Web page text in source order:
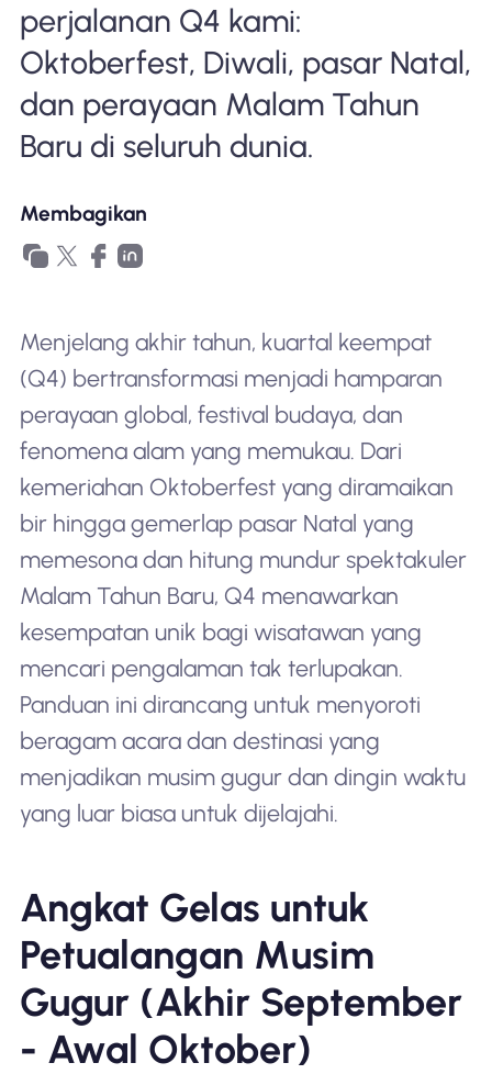
Untuk bisnis
perjalanan Q4 kami:
Oktoberfest, Diwali, pasar Natal,
dan perayaan Malam Tahun
Baru di seluruh dunia.
Membagikan
Menjelang akhir tahun, kuartal keempat
(Q4) bertransformasi menjadi hamparan
perayaan global, festival budaya, dan
fenomena alam yang memukau. Dari
kemeriahan Oktoberfest yang diramaikan
bir hingga gemerlap pasar Natal yang
memesona dan hitung mundur spektakuler
Malam Tahun Baru, Q4 menawarkan
kesempatan unik bagi wisatawan yang
mencari pengalaman tak terlupakan.
Panduan ini dirancang untuk menyoroti
beragam acara dan destinasi yang
menjadikan musim gugur dan dingin waktu
yang luar biasa untuk dijelajahi.
Angkat Gelas untuk
Petualangan Musim
Gugur (Akhir September
- Awal Oktober)